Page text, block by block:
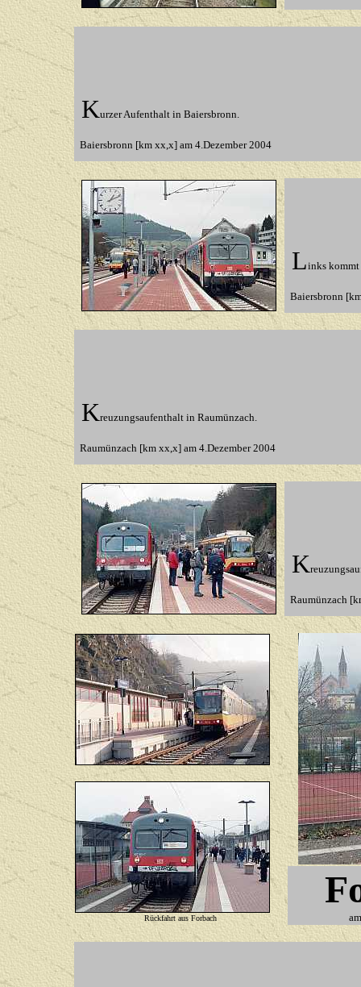
Kurzer Aufenthalt in Baiersbronn.
Baiersbronn [km xx,x] am 4.Dezember 2004
Links kommt
Baiersbronn
Kreuzungsaufenthalt in Raumünzach.
Raumünzach [km xx,x] am 4.Dezember 2004
K
Raumünzach
Rückfahrt aus Forbach